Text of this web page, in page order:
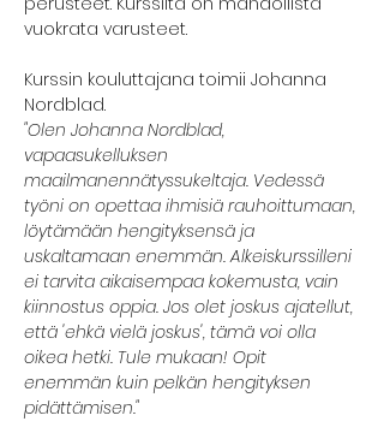
vuokrata varusteet.
Kurssin kouluttajana toimii Johanna
Nordblad.
"Olen Johanna Nordblad,
vapaasukelluksen
maailmanennätyssukeltaja. Vedessä
työni on opettaa ihmisiä rauhoittumaan,
löytämään hengityksensä ja
uskaltamaan enemmän. Alkeiskurssilleni
ei tarvita aikaisempaa kokemusta, vain
kiinnostus oppia. Jos olet joskus ajatellut,
että 'ehkä vielä joskus', tämä voi olla
oikea hetki. Tule mukaan! Opit
enemmän kuin pelkän hengityksen
pidättämisen."